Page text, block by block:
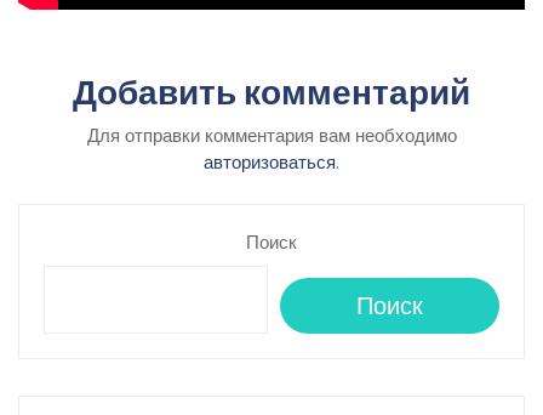
Добавить комментарий
Для отправки комментария вам необходимо
авторизоваться.
Поиск
Поиск